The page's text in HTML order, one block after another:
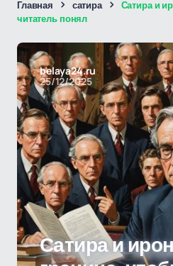
Главная сатира
Сатира и
читатель понял
belaya24.ru
25/12/2025
Сатира и